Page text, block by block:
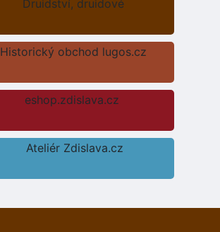
Druidství, druidové
Historický obchod lugos.cz
eshop.zdislava.cz
Ateliér Zdislava.cz